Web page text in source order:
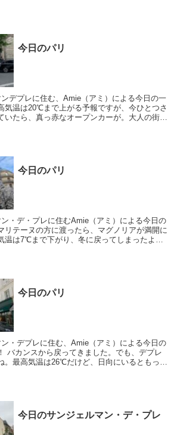
今日のパリ
デプレに住む、Amie（アミ）による今日の一
気温は20℃まで上がる予報ですが、今ひとつさ
いたら、真っ赤なオープンカーが。大人の街、
今日のパリ
・デ・プレに住むAmie（アミ）による今日の
リテーヌの方に渡ったら、マグノリアが満開に
温は7℃まで下がり、冬に戻ってしまったよう
今日のパリ
・デプレに住む、Amie（アミ）による今日の
バカンスから戻ってきました。でも、デプレ
。最高気温は26℃だけど、日向にいるともっと
今日のサンジェルマン・デ・プレ